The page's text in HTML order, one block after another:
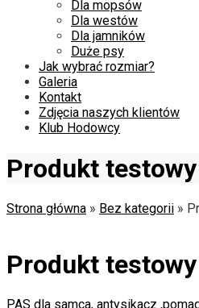
Dla mopsów
Dla westów
Dla jamników
Duże psy
Jak wybrać rozmiar?
Galeria
Kontakt
Zdjęcia naszych klientów
Klub Hodowcy
Produkt testowy
Strona główna » Bez kategorii »
Produkt testowy
PAS dla samca, antysikacz